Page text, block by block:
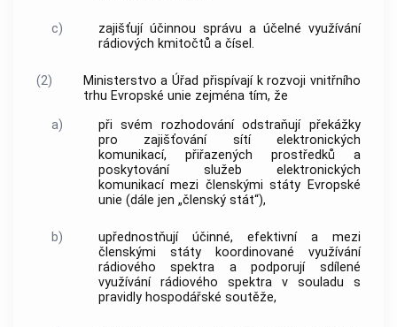
c) zajišťují účinnou správu a účelné využívání
rádiových kmitočtů a čísel.
(2)
Ministerstvo a Úřad přispívají k rozvoji vnitřního
trhu Evropské unie zejména tím, že
a)
při svém rozhodování odstraňují překážky
pro zajišťování sítí elektronických
komunikací, přiřazených prostředků a
poskytování služeb elektronických
komunikací mezi členskými státy Evropské
unie (dále jen „členský stát“),
b)
upřednostňují účinné, efektivní a mezi
členskými státy koordinované využívání
rádiového spektra a podporujísdílené
využívání rádiového spektrav souladu s
pravidly hospodářské soutěže,